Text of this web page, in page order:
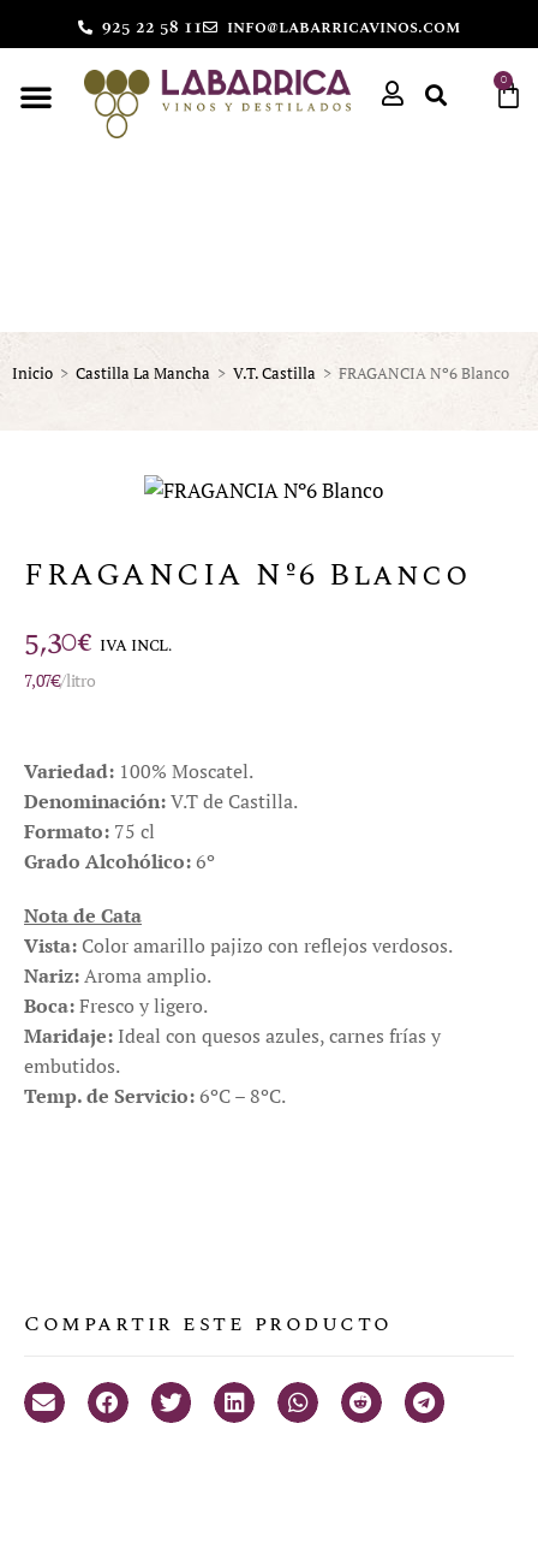
925 22 58 11 info@labarricavinos.com
0
Inicio > Castilla La Mancha > V.T. Castilla > FRAGANCIA Nº6 Blanco
FRAGANCIA Nº6 Blanco
5,30€ IVA INCL.
7,07€/litro
Variedad: 100% Moscatel.
Denominación:V.T de Castilla.
Formato: 75 cl
Grado Alcohólico:6º
Nota de Cata
Vista: Color amarillo pajizo con reflejos verdosos.
Nariz:Aroma amplio.
Boca:Fresco y ligero.
Maridaje: Ideal con quesos azules, carnes frías y
embutidos.
Temp. de Servicio:6ºC – 8ºC.
Compartir este producto